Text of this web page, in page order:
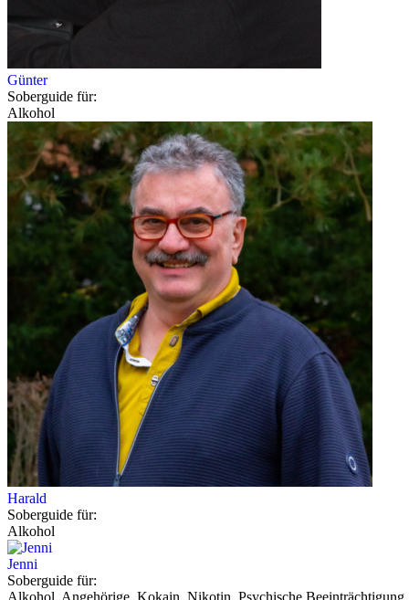
Günter
Soberguide für:
Alkohol
Harald
Soberguide für:
Alkohol
Jenni
Soberguide für:
Alkohol, Angehörige, Kokain, Nikotin, Psychische Beeinträchtigung